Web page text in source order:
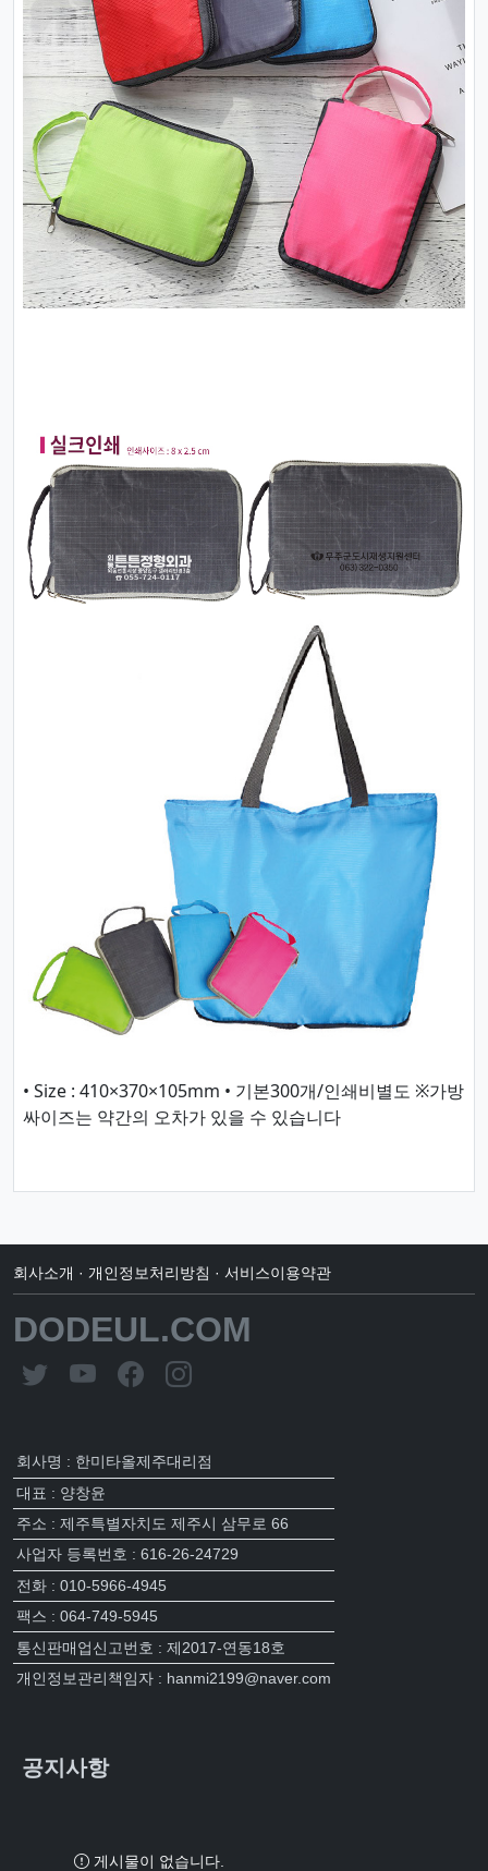
• Size : 410×370×105mm • 기본300개/인쇄비별도 ※가방
싸이즈는 약간의 오차가 있을 수 있습니다
회사소개 · 개인정보처리방침 · 서비스이용약관
DODEUL.COM
회사명 : 한미타올제주대리점
대표 : 양창윤
주소 : 제주특별자치도 제주시 삼무로 66
사업자 등록번호 : 616-26-24729
전화 : 010-5966-4945
팩스 : 064-749-5945
통신판매업신고번호 : 제2017-연동18호
개인정보관리책임자 : hanmi2199@naver.com
공지사항
게시물이 없습니다.